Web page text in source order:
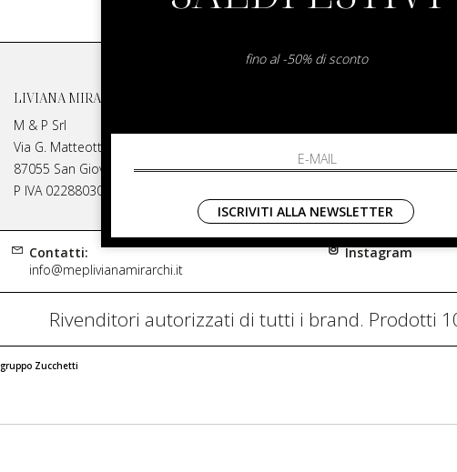
LIVIANA MIRARCHI
M & P Srl
Via G. Matteotti, 91
87055 San Giovanni in Fiore Italia
P IVA 02288030782
Contatti
Spedizione
Contatti:
info@meplivianamirarchi.it
Instagram
Rivenditori autorizzati di tutti i brand. Prodotti
gruppo Zucchetti
fino al -50% di sconto
ISCRIVITI ALLA NEWSLETTER